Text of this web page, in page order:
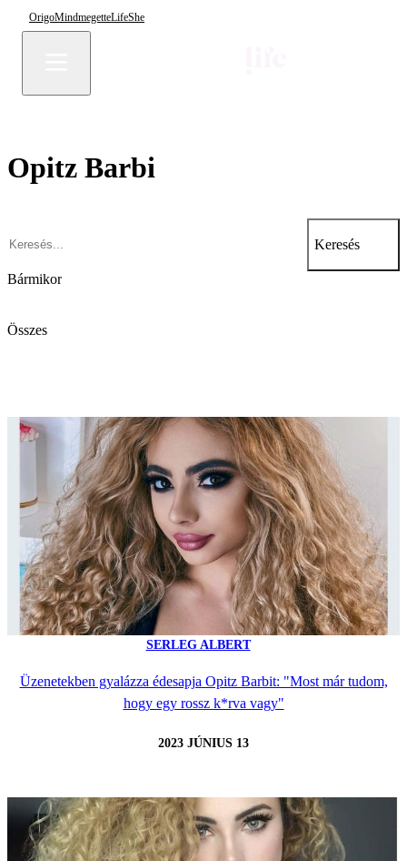
OrigoMindmegetteLifeShe
Opitz Barbi
Keresés
Bármikor
Összes
SERLEG ALBERT
Üzenetekben gyalázza édesapja Opitz Barbit: "Most már tudom,
hogy egy rossz k*rva vagy"
2023 JÚNIUS 13